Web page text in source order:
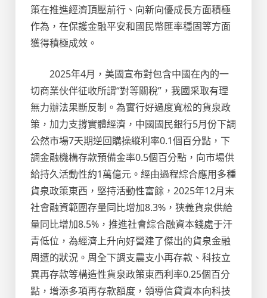
策在推進經濟頂壓前行、向新向優成長方面積極
作為，在保護金融平安和國民幣匯率穩固等方面
獲得積極成效。
2025年4月，美國宣布對包含中國在內的一
切商業伙伴征收所謂“對等關稅”，我國采取有理
無力辦法果斷反制。為實行好過度寬松的貨泉政
策，加力支撐實體經濟，中國國民銀行5月份下調
公然市場7天期逆回購操縱利率0.1個百分點，下
調金融機構存款預備金率0.5個百分點，向市場供
給持久活動性約1萬億元。經由過程綜合應用多種
貨泉政策東西，堅持活動性富餘，2025年12月末
社會融資範圍存量同比增加8.3%，狹義貨泉供給
量同比增加8.5%，推進社會綜合融資本錢處于汗
青低位，為經濟上升向好營建了傑出的貨泉金融
周遭的狀況。周全下調支農支小再存款、科技立
異再存款等構造性貨泉政策東西利率0.25個百分
點，增添多項再存款額度，領導信貸資本向科技